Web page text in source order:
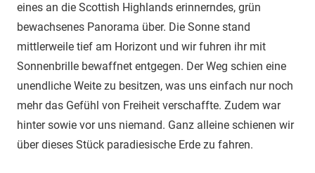
eines an die Scottish Highlands erinnerndes, grün
bewachsenes Panorama über. Die Sonne stand
mittlerweile tief am Horizont und wir fuhren ihr mit
Sonnenbrille bewaffnet entgegen. Der Weg schien eine
unendliche Weite zu besitzen, was uns einfach nur noch
mehr das Gefühl von Freiheit verschaffte. Zudem war
hinter sowie vor uns niemand. Ganz alleine schienen wir
über dieses Stück paradiesische Erde zu fahren.